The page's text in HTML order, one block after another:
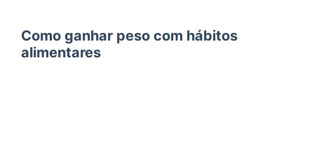
Como ganhar peso com hábitos
alimentares